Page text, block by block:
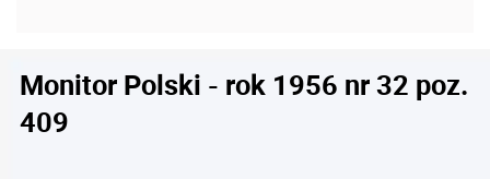
Monitor Polski - rok 1956 nr 32 poz.
409